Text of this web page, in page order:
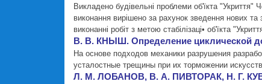
Викладено будiвельнi проблеми об'їкта "Укриття"
виконання вирiшено за рахунок зведення нових
виконаннi робiт з метою стабiлiзацi• об'їкта
В. В. КНЫШ. Определение циклической
На основе подходов механики разрушения
усталостные трещины при их торможении
Л. М. ЛОБАНОВ, В. А. ПИВТОРАК, Н. Г.